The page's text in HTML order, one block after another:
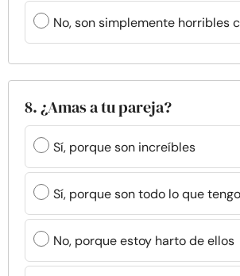
No, son simplemente horribles
8. ¿Amas a tu pareja?
Sí, porque son increíbles
Sí, porque son todo lo que tengo
No, porque estoy harto de ellos